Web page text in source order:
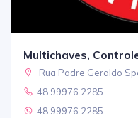
Multichaves,
Rua Padre Geraldo
48 99976 2285
48 99976 2285